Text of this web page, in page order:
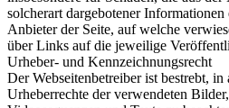
solcherart dargebotener
Anbieter der Seite, auf welche
über Links auf die jeweilige
Urheber- und Kennzeichnungsrecht
Der Webseitenbetreiber ist bestrebt,
Urheberrechte der verwendeten